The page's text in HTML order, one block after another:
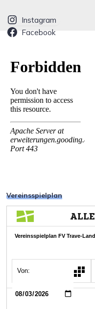
Instagram
Facebook
Vereinsspielplan